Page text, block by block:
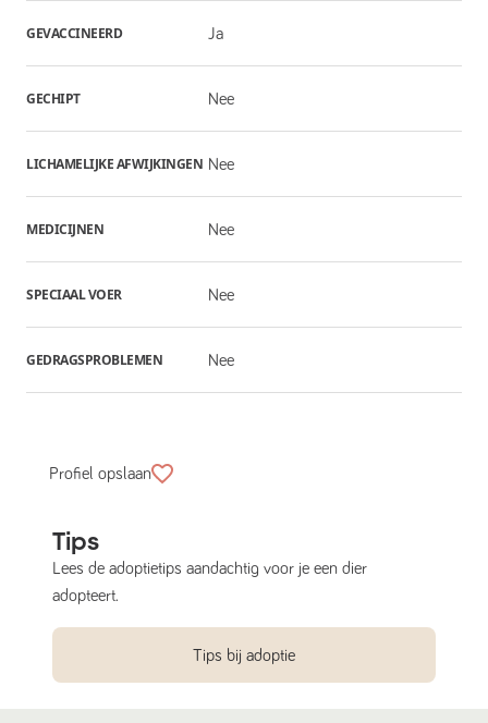
GEVACCINEERD Ja
GECHIPT Nee
LICHAMELIJKE AFWIJKINGEN Nee
MEDICIJNEN Nee
SPECIAAL VOER Nee
GEDRAGSPROBLEMEN Nee
Profiel opslaan
Tips
Lees de adoptietips aandachtig voor je een dier
adopteert.
Tips bij adoptie